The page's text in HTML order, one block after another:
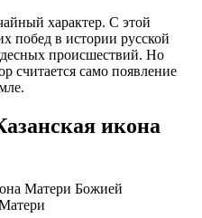
характер. С этой
побед в истории русской
происшествий. Но
считается само появление
икона